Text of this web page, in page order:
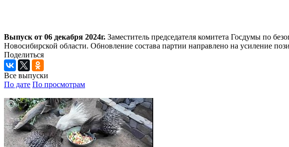
Выпуск от 06 декабря 2024г. Заместитель председателя комитета Госдумы по
Новосибирской области. Обновление состава партии направлено на усиление
Поделиться
Все выпуски
По дате По просмотрам